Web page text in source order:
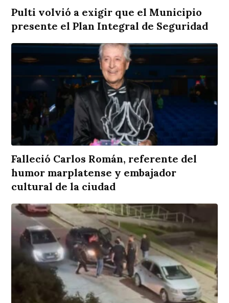
Pulti volvió a exigir que el Municipio
presente el Plan Integral de Seguridad
Falleció Carlos Román, referente del
humor marplatense y embajador
cultural de la ciudad